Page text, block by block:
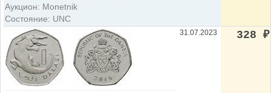
Аукцион: Monetnik
Состояние: UNC
31.07.2023 328 ₽